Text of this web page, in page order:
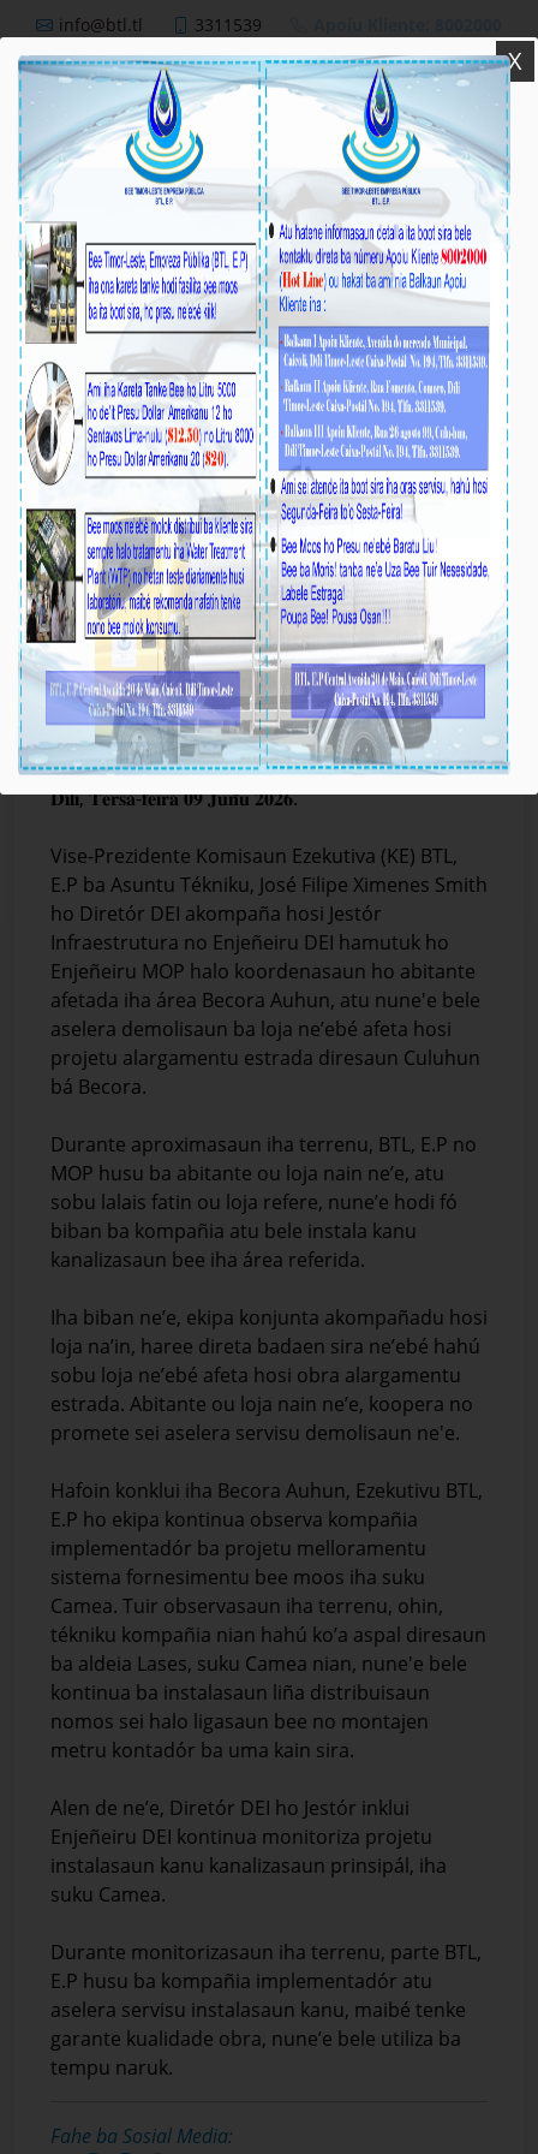
info@btl.tl 3311539
BTL,E.P
Nutisia
BTL, E.P ho MOP Halo Koordenasaun ho
Abitante Afetada no Monitoriza Projetu
Melloramentu Sistema Kanalizasaun Bee iha
Camea
Média_BTL, E.P 09-Juñu-2026
𝐃𝐢́𝐥𝐢, 𝐓𝐞𝐫𝐬𝐚-𝐟𝐞𝐢𝐫𝐚 𝟎𝟗 𝐉𝐮𝐧̃𝐮 𝟐𝟎𝟐𝟔.
Vise-Prezidente Komisaun Ezekutiva (KE) BTL,
E.P ba Asuntu Tékniku, José Filipe Ximenes Smith
ho Diretór DEI akompaña hosi Jestór
Infraestrutura no Enjeñeiru DEI hamutuk ho
Enjeñeiru MOP halo koordenasaun ho abitante
afetada iha área Becora Auhun, atu nune'e bele
aselera demolisaun ba loja ne’ebé afeta hosi
projetu alargamentu estrada diresaun Culuhun
bá Becora.
Durante aproximasaun iha terrenu, BTL, E.P no
MOP husu ba abitante ou loja nain ne’e, atu
sobu lalais fatin ou loja refere, nune’e hodi fó
biban ba kompañia atu bele instala kanu
kanalizasaun bee iha área referida.
Iha biban ne’e, ekipa konjunta akompañadu hosi
loja na’in, haree direta badaen sira ne’ebé hahú
sobu loja ne’ebé afeta hosi obra alargamentu
estrada. Abitante ou loja nain ne’e, koopera no
promete sei aselera servisu demolisaun ne'e.
Hafoin konklui iha Becora Auhun, Ezekutivu BTL,
E.P ho ekipa kontinua observa kompañia
implementadór ba projetu melloramentu
sistema fornesimentu bee moos iha suku
Camea. Tuir observasaun iha terrenu, ohin,
tékniku kompañia nian hahú ko’a aspal diresaun
ba aldeia Lases, suku Camea nian, nune'e bele
kontinua ba instalasaun liña distribuisaun
nomos sei halo ligasaun bee no montajen
metru kontadór ba uma kain sira.
Alen de ne’e, Diretór DEI ho Jestór inklui
Enjeñeiru DEI kontinua monitoriza projetu
instalasaun kanu kanalizasaun prinsipál, iha
suku Camea.
Durante monitorizasaun iha terrenu, parte BTL,
E.P husu ba kompañia implementadór atu
aselera servisu instalasaun kanu, maibé tenke
garante kualidade obra, nune’e bele utiliza ba
tempu naruk.
Fahe ba Sosial Media:
X